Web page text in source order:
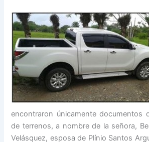
encontraron únicamente documentos
de terrenos, a nombre de la señora,
Velásquez, esposa de Plínio Santos